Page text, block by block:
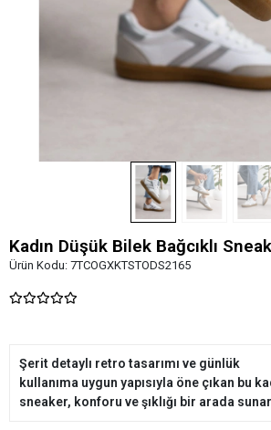
Kadın Düşük Bilek Bağcıklı
Ürün Kodu: 7TCOGXKTSTODS2165
Şerit detaylı retro tasarımı ve günlük
kullanıma uygun yapısıyla öne çıkan bu
sneaker, konforu ve şıklığı bir arada